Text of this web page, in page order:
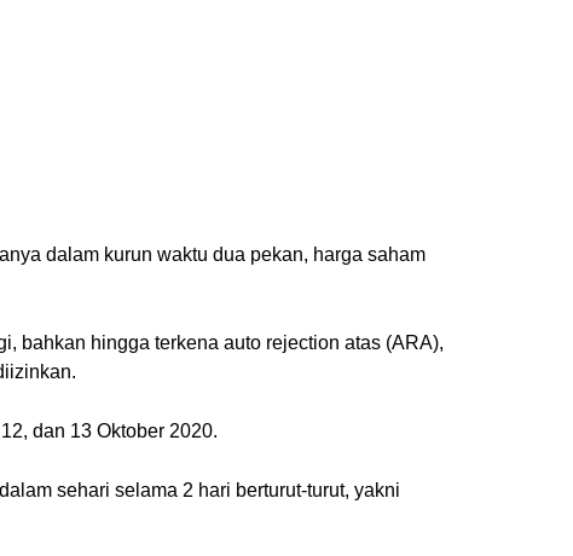
dalam kurun waktu dua pekan, harga saham
bahkan hingga terkena auto rejection atas (ARA),
dan 13 Oktober 2020.
sehari selama 2 hari berturut-turut, yakni